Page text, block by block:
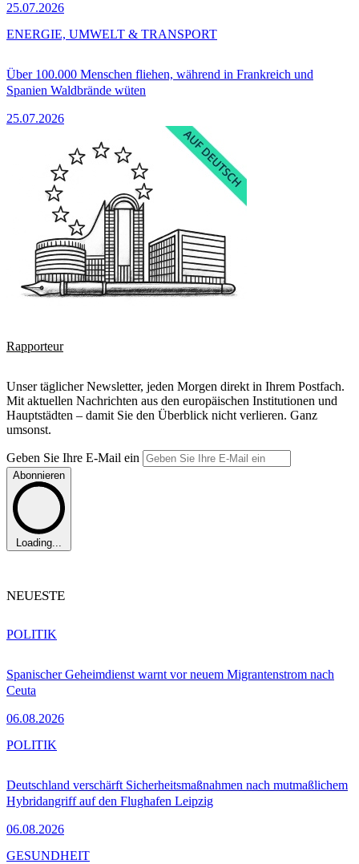
25.07.2026
Über 100.000 Menschen fliehen, während in Frankreich und
Spanien Waldbrände wüten
25.07.2026
ENERGIE, UMWELT & TRANSPORT
Rapporteur
Unser täglicher Newsletter, jeden Morgen direkt in Ihrem Postfach.
Mit aktuellen Nachrichten aus den europäischen Institutionen und
Hauptstädten – damit Sie den Überblick nicht verlieren. Ganz
umsonst.
Geben Sie Ihre E-Mail ein
Abonnieren
Loading...
NEUESTE
Spanischer Geheimdienst warnt vor neuem Migrantenstrom nach
Ceuta
06.08.2026
POLITIK
Deutschland verschärft Sicherheitsmaßnahmen nach mutmaßlichem
Hybridangriff auf den Flughafen Leipzig
06.08.2026
POLITIK
GESUNDHEIT